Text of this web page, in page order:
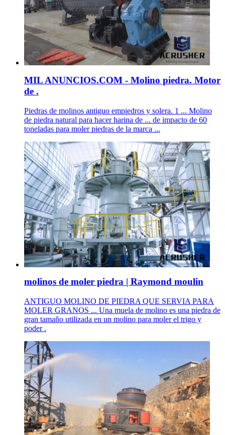
MIL ANUNCIOS.COM - Molino piedra. Motor
de .
Piedras de molinos antiguo empiedros y solera. 1 ... Molino
de piedra natural para hacer harina de ... de impacto de 60
toneladas para moler piedras de la marca ...
molinos de moler piedra | Raymond moulin
ANTIGUO MOLINO DE PIEDRA QUE SERVIA PARA
MOLER GRANOS ... Una muela de molino es una piedra de
gran tamaño utilizada en un molino para moler el trigo y
poder .